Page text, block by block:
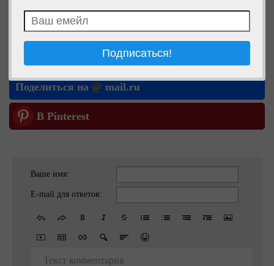
Поделиться в ОК
Поделиться на @ mail.ru
В Pinterest
Ваше имя:
E-mail для ответов:
Текст комментария